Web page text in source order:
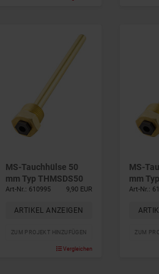
MS-Tauchhülse 50
mm Typ THMSDS50
Art-Nr.: 610995 9,90 EUR
ARTIKEL ANZEIGEN
ZUM PROJEKT HINZUFÜGEN
Vergleichen
MS-
mm
Art-Nr.:
ZUM